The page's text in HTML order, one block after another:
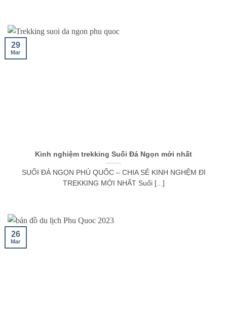
Kinh nghiệm trekking Suối Đá Ngọn mới nhất
SUỐI ĐÁ NGỌN PHÚ QUỐC – CHIA SẺ KINH NGHỆM ĐI
TREKKING MỚI NHẤT Suối [...]
29
Mar
26
Mar